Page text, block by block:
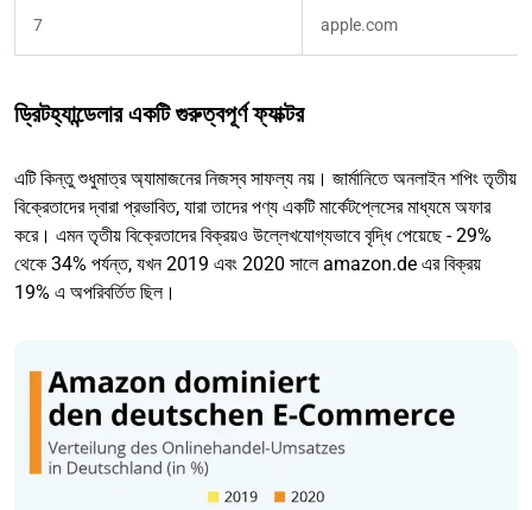
7 apple.com
ড্রিটহ্যান্ডেলার একটি গুরুত্বপূর্ণ ফ্যাক্টর
এটি কিন্তু শুধুমাত্র অ্যামাজনের নিজস্ব সাফল্য নয়। জার্মানিতে অনলাইন শপিং তৃতীয়
বিক্রেতাদের দ্বারা প্রভাবিত, যারা তাদের পণ্য একটি মার্কেটপ্লেসের মাধ্যমে অফার
করে। এমন তৃতীয় বিক্রেতাদের বিক্রয়ও উল্লেখযোগ্যভাবে বৃদ্ধি পেয়েছে - 29%
থেকে 34% পর্যন্ত, যখন 2019 এবং 2020 সালে amazon.de এর বিক্রয়
19% এ অপরিবর্তিত ছিল।